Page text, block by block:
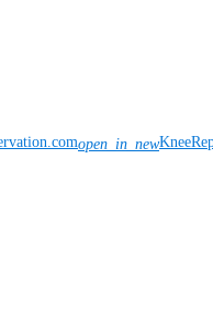
open_in_new